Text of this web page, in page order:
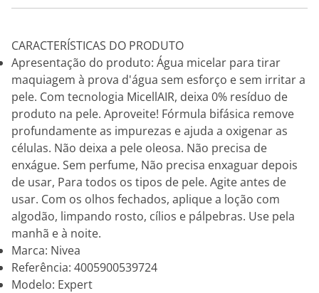
CARACTERÍSTICAS DO PRODUTO
Apresentação do produto: Água micelar para tirar
maquiagem à prova d'água sem esforço e sem irritar a
pele. Com tecnologia MicellAIR, deixa 0% resíduo de
produto na pele. Aproveite! Fórmula bifásica remove
profundamente as impurezas e ajuda a oxigenar as
células. Não deixa a pele oleosa. Não precisa de
enxágue. Sem perfume, Não precisa enxaguar depois
de usar, Para todos os tipos de pele. Agite antes de
usar. Com os olhos fechados, aplique a loção com
algodão, limpando rosto, cílios e pálpebras. Use pela
manhã e à noite.
Marca: Nivea
Referência: 4005900539724
Modelo: Expert